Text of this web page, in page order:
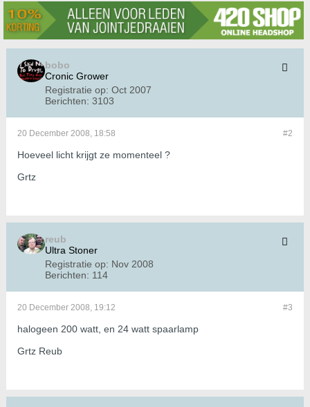
bobo
Cronic Grower
Registratie op: Oct 2007
Berichten: 3103
#2
20 December 2008, 18:58
Hoeveel licht krijgt ze momenteel ?
Grtz
reub
Ultra Stoner
Registratie op: Nov 2008
Berichten: 114
#3
20 December 2008, 19:12
halogeen 200 watt, en 24 watt spaarlamp
Grtz Reub